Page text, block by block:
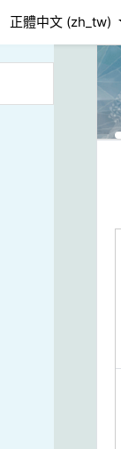
正體中文 ‎(zh_tw)‎